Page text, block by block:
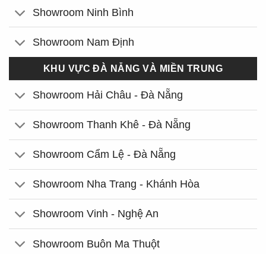
Showroom Ninh Bình
Showroom Nam Định
KHU VỰC ĐÀ NẴNG VÀ MIỀN TRUNG
Showroom Hải Châu - Đà Nẵng
Showroom Thanh Khê - Đà Nẵng
Showroom Cẩm Lệ - Đà Nẵng
Showroom Nha Trang - Khánh Hòa
Showroom Vinh - Nghệ An
Showroom Buôn Ma Thuột